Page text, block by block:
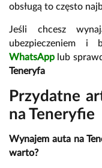
obsługą to często
Jeśli chcesz
ubezpieczeniem i
WhatsApp lub
Teneryfa
Przydatne
na Teneryfie
Wynajem auta na
warto?